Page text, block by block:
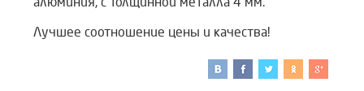
Лучшее соотношение цены и качества!